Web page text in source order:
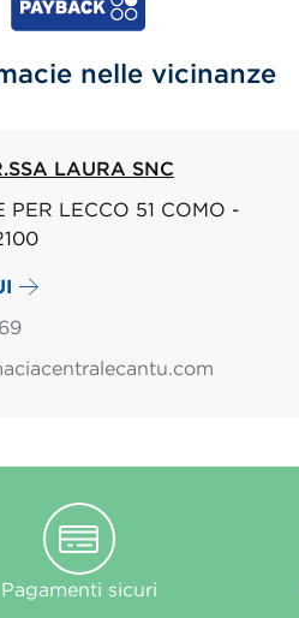
nelle vicinanze
LAURA SNC
PER LECCO 51 COMO -
Pagamenti sicuri